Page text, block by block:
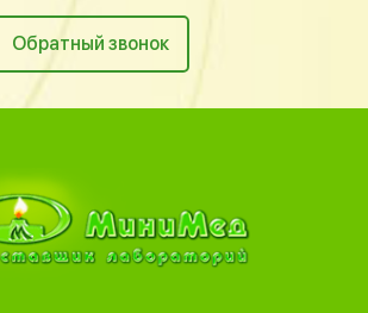
Обратный звонок